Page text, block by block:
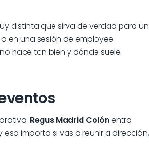
distinta que sirva de verdad para un
en una sesión de employee
hace tan bien y dónde suele
Regus Madrid Colónentra
importa si vas a reunir a dirección,